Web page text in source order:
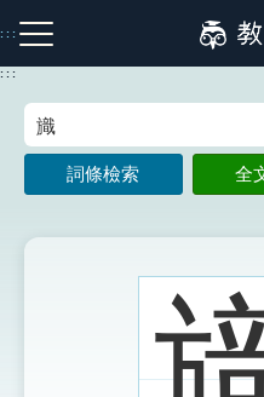
到
主
:::
注音索引圖示 筆畫索
:::
詞條檢索 全